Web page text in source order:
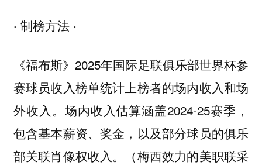
· 制榜方法 ·
《福布斯》2025年国际足联俱乐部世界杯参
赛球员收入榜单统计上榜者的场内收入和场
外收入。场内收入估算涵盖2024-25赛季，
包含基本薪资、奖金，以及部分球员的俱乐
部关联肖像权收入。（梅西效力的美职联采